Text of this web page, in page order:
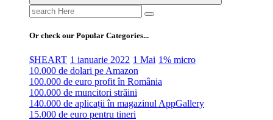
Search
for:
Or check our Popular Categories...
$HEART 1 ianuarie 2022 1 Mai 1% micro
10.000 de dolari pe Amazon
100.000 de euro profit în România
100.000 de muncitori străini
140.000 de aplicații în magazinul AppGallery
15.000 de euro pentru tineri